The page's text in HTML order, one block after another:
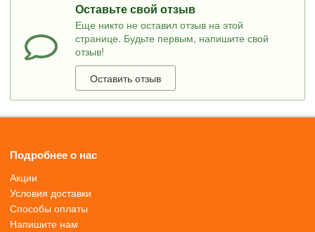
Оставьте свой отзыв
Еще никто не оставил отзыв на этой
странице. Будьте первым, напишите свой
отзыв!
Оставить отзыв
Подробнее о нас
Акции
Условия доставки
Способы оплаты
Напишите нам